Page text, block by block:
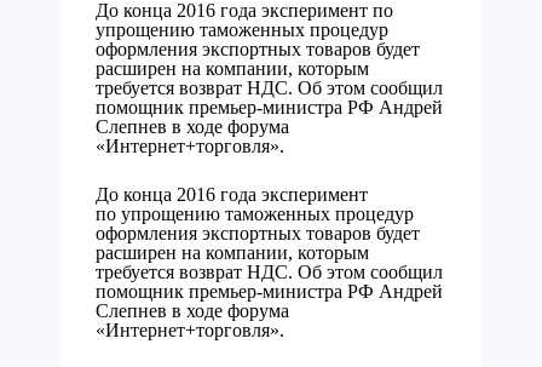
До конца 2016 года эксперимент по
упрощению таможенных процедур
оформления экспортных товаров будет
расширен на компании, которым
требуется возврат НДС. Об этом сообщил
помощник премьер-министра РФ Андрей
Слепнев в ходе форума
«Интернет+торговля».
До конца 2016 года эксперимент
по упрощению таможенных процедур
оформления экспортных товаров будет
расширен на компании, которым
требуется возврат НДС. Об этом сообщил
помощник премьер-министра РФ Андрей
Слепнев в ходе форума
«Интернет+торговля».